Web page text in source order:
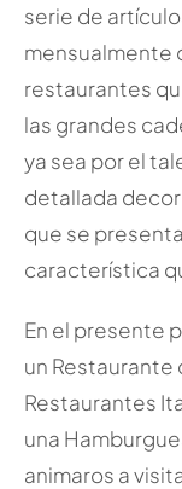
serie de
mensualmente
restaurantes
las grandes
ya sea por el
detallada
que se
característica
En el presente
un
Restaurantes
una
animaros a